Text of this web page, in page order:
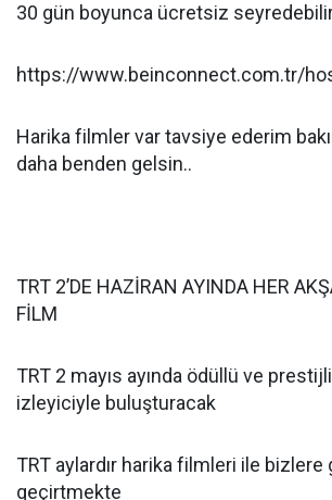
30 gün boyunca ücretsiz
https://www.beinconnect.com.tr/
Harika filmler var tavsiye ederim
daha benden gelsin..
TRT 2’DE HAZİRAN AYINDA HER
FİLM
TRT 2 mayıs ayında ödüllü ve
izleyiciyle buluşturacak
TRT aylardır harika filmleri ile
geçirtmekte